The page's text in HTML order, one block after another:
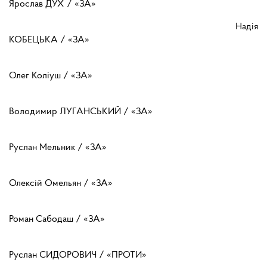
Ярослав ДУХ / «ЗА»
Надія
КОБЕЦЬКА / «ЗА»
Олег Коліуш / «ЗА»
Володимир ЛУГАНСЬКИЙ / «ЗА»
Руслан Мельник / «ЗА»
Олексій Омельян / «ЗА»
Роман Сабодаш / «ЗА»
Руслан СИДОРОВИЧ / «ПРОТИ»